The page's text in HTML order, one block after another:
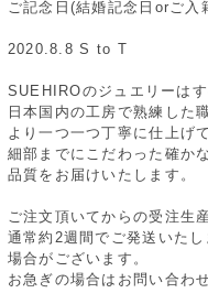
ご記念日(結婚記念日orご入
2020.8.8 S to T
SUEHIROのジュエリーは
日本国内の工房で熟練した
より一つ一つ丁寧に仕上げ
細部までにこだわった確かな
品質をお届けいたします。
ご注文頂いてからの受注生
通常約2週間でご発送いた
場合がございます。
お急ぎの場合はお問い合わ